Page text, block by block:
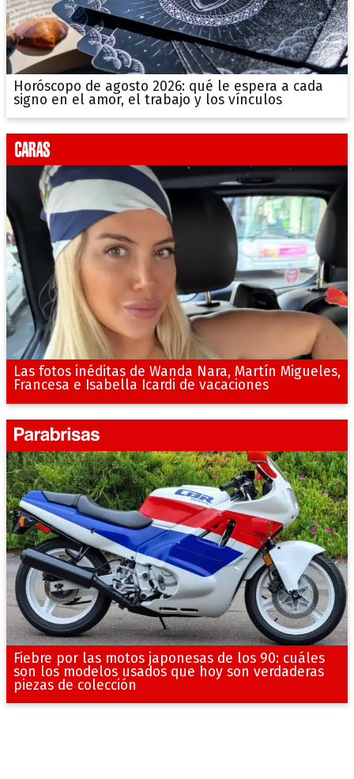
Horóscopo de agosto 2026: qué le espera a cada
signo en el amor, el trabajo y los vínculos
Las fotos inéditas de Wanda Nara, Martín Migueles,
Francesa e Isabella Icardi de vacaciones
Fiebre por las motos japonesas de los 90: cuáles
son los modelos usados que hoy son verdaderas
piezas de colección